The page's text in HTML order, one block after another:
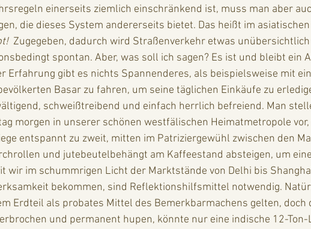
einerseits ziemlich einschränkend ist, muss man aber
die dieses System andererseits bietet. Das heißt im
Zugegeben, dadurch wird Straßenverkehr etwas
spontan. Aber, was soll ich sagen? Es ist und bleibt ein
Erfahrung gibt es nichts Spannenderes, als beispielsweise mit
Basar zu fahren, um seine täglichen Einkäufe zu
schweißtreibend und einfach herrlich befreiend. Man
morgen in unserer schönen westfälischen Heimatmetropole
entspannt zu zweit, mitten im Patriziergewühl zwischen den
und jutebeutelbehängt am Kaffeestand absteigen, um
bekommen, sind Reflektionshilfsmittel notwendig.
Erdteil als probates Mittel des Bemerkbarmachens gelten, doch
und permanent hupen, könnte nur eine indische 12-